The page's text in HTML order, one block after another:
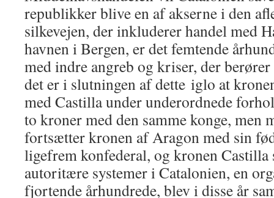
republikker blive en af ​​akserne i den
silkevejen, der inkluderer handel med
havnen i Bergen, er det femtende
med indre angreb og kriser, der
det er i slutningen af ​​dette iglo at
med Castilla under underordnede
to kroner med den samme konge, men
fortsætter kronen af ​​Aragon med sin
ligefrem konfederal, og kronen Castilla
autoritære systemer i Catalonien, en
fjortende århundrede, blev i disse år